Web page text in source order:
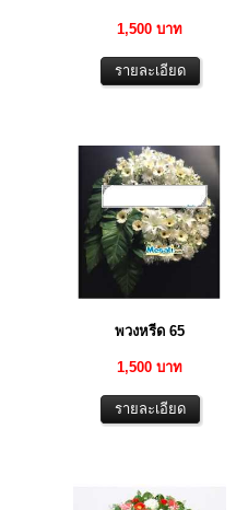
1,500 บาท
พวงหรีด 65
1,500 บาท